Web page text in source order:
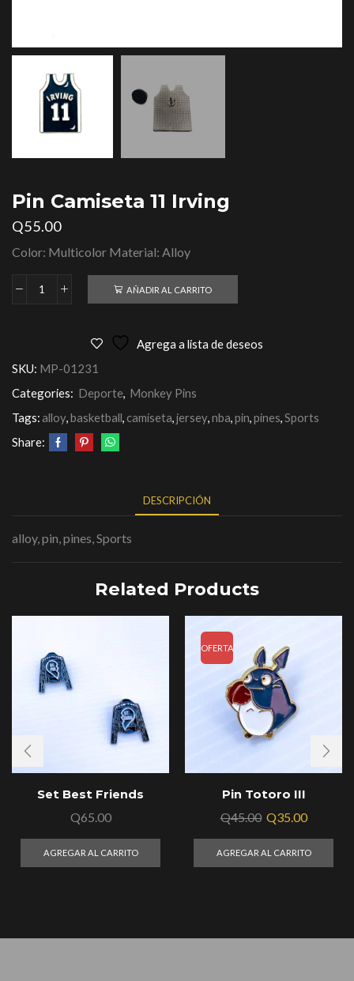
Pin Camiseta 11 Irving
Q55.00
Color: Multicolor Material: Alloy
AÑADIR AL CARRITO
Agrega a lista de deseos
SKU: MP-01231
Categories: Deporte, Monkey Pins
Tags:alloy,basketball, camiseta,jersey,nba,pin,pines,Sports
Share:
DESCRIPCIÓN
alloy, pin, pines, Sports
Related Products
Set Best Friends
Q65.00
AGREGAR AL CARRITO
OFERTA
Pin Totoro III
Q45.00 Q35.00
AGREGAR AL CARRITO